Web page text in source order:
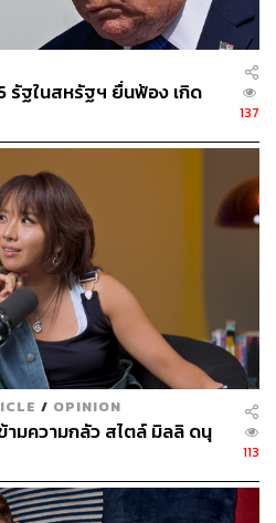
รัฐในสหรัฐฯ ยื่นฟ้อง เกิด
137
/ OPINION
ข้ามความกลัว สไตล์ มิลลิ ดนุ
113